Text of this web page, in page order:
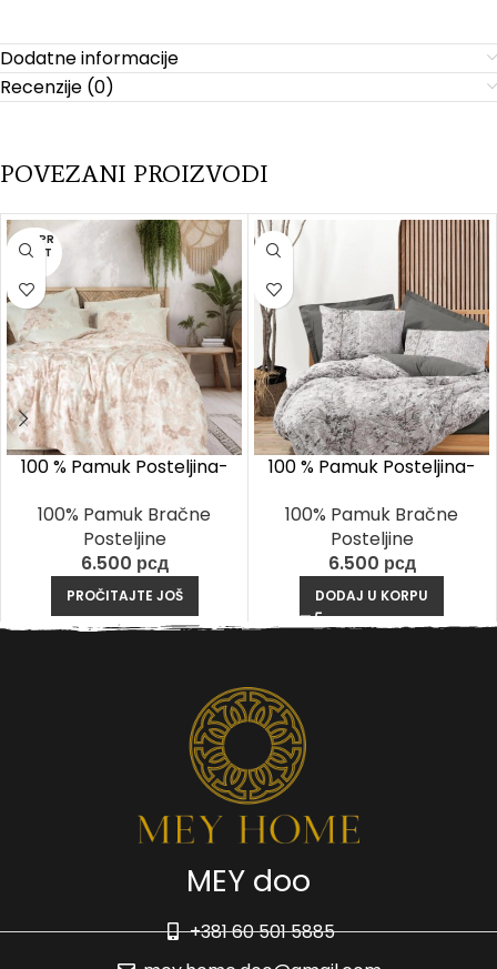
Dodatne informacije
Recenzije (0)
POVEZANI PROIZVODI
RASPR
ODAT
100 % Pamuk Posteljina-
100% Pamuk Bračne
Posteljine
6.500 рсд
PROČITAJTE JOŠ
100 % Pamuk Posteljina-
100% Pamuk Bračne
Posteljine
6.500 рсд
DODAJ U KORPU
MEY doo
+381 60 501 5885